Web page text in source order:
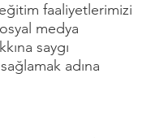
faaliyetlerimizi
medya
saygı
adına